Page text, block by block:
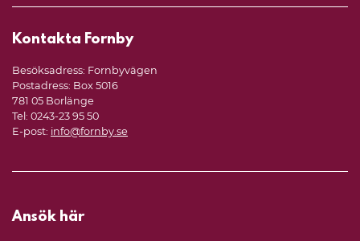
Kontakta Fornby
Besöksadress: Fornbyvägen
Postadress: Box 5016
781 05 Borlänge
Tel: 0243-23 95 50
E-post: info@fornby.se
Ansök här